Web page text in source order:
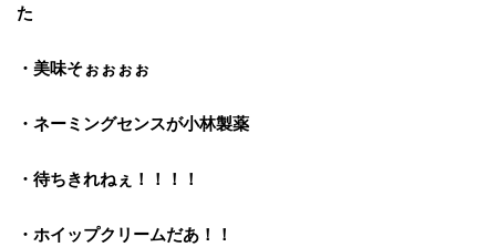
た
・美味そぉぉぉぉ
・ネーミングセンスが小林製薬
・待ちきれねぇ！！！！
・ホイップクリームだあ！！